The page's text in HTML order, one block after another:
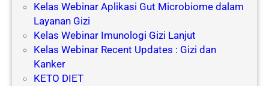
Kelas Webinar Aplikasi Gut Microbiome dalam
Layanan Gizi
Kelas Webinar Imunologi Gizi Lanjut
Kelas Webinar Recent Updates : Gizi dan
Kanker
KETO DIET